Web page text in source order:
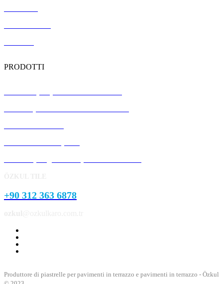
PRODOTTI
+90 312 363 6878
Produttore di piastrelle per pavimenti in terrazzo e pavimenti in terrazzo - Özkul